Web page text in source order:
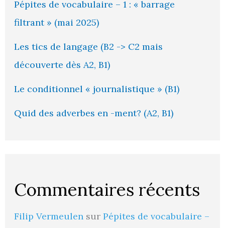
Pépites de vocabulaire – 1 : « barrage
filtrant » (mai 2025)
Les tics de langage (B2 -> C2 mais
découverte dès A2, B1)
Le conditionnel « journalistique » (B1)
Quid des adverbes en -ment? (A2, B1)
Commentaires récents
Filip Vermeulensur Pépites de vocabulaire –